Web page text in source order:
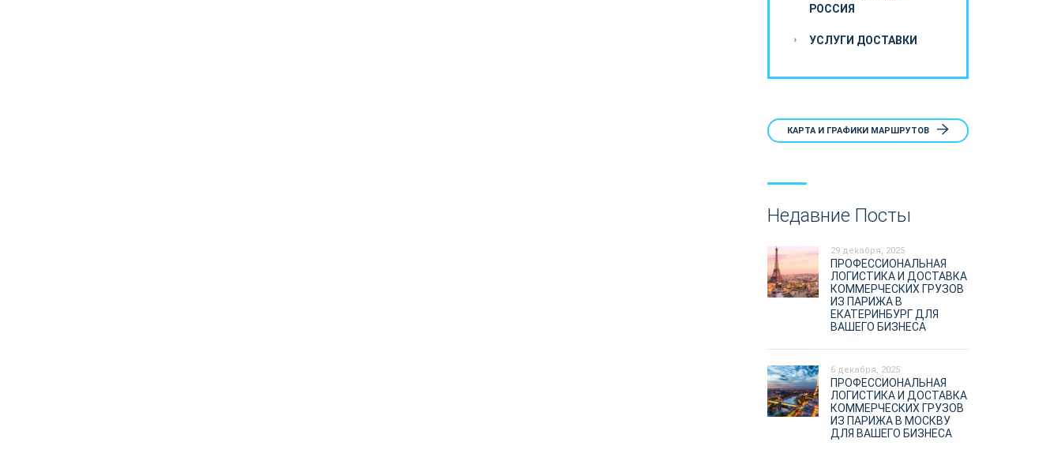
РОССИЯ
УСЛУГИ ДОСТАВКИ
КАРТА И ГРАФИКИ МАРШРУТОВ
Недавние Посты
29 декабря, 2025
ПРОФЕССИОНАЛЬНАЯ
ЛОГИСТИКА И ДОСТАВКА
КОММЕРЧЕСКИХ ГРУЗОВ
ИЗ ПАРИЖА В
ЕКАТЕРИНБУРГ ДЛЯ
ВАШЕГО БИЗНЕСА
6 декабря, 2025
ПРОФЕССИОНАЛЬНАЯ
ЛОГИСТИКА И ДОСТАВКА
КОММЕРЧЕСКИХ ГРУЗОВ
ИЗ ПАРИЖА В МОСКВУ
ДЛЯ ВАШЕГО БИЗНЕСА